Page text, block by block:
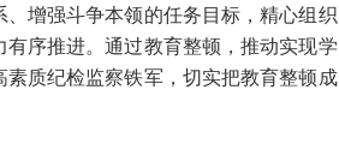
增强斗争本领的任务目标，精心组织
序推进。通过教育整顿，推动实现学
质纪检监察铁军，切实把教育整顿成